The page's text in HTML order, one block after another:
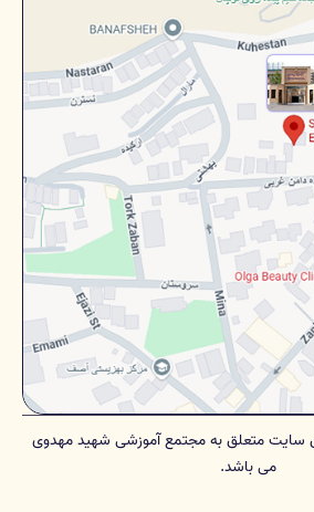
این سایت متعلق به مجتمع آموزشی شهید مهدوی
می باشد.